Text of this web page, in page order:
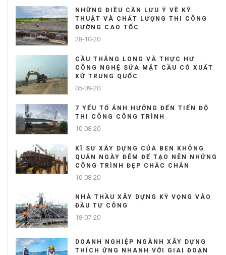
NHỮNG ĐIỀU CẦN LƯU Ý VỀ KỸ
THUẬT VÀ CHẤT LƯỢNG THI CÔNG
ĐƯỜNG CAO TỐC
28-10-20
CẦU THĂNG LONG VÀ THỰC HƯ
CÔNG NGHỆ SỬA MẶT CẦU CÓ XUẤT
XỨ TRUNG QUỐC
05-09-20
7 YẾU TỐ ẢNH HƯỞNG ĐẾN TIẾN ĐỘ
THI CÔNG CÔNG TRÌNH
10-08-20
KĨ SƯ XÂY DỰNG CỦA BEN KHÔNG
QUẢN NGÀY ĐÊM ĐỂ TẠO NÊN NHỮNG
CÔNG TRÌNH ĐẸP CHẮC CHẮN
10-08-20
NHÀ THẦU XÂY DỰNG KỲ VỌNG VÀO
ĐẦU TƯ CÔNG
18-07-20
DOANH NGHIỆP NGÀNH XÂY DỰNG
THÍCH ỨNG NHANH VỚI GIAI ĐOẠN